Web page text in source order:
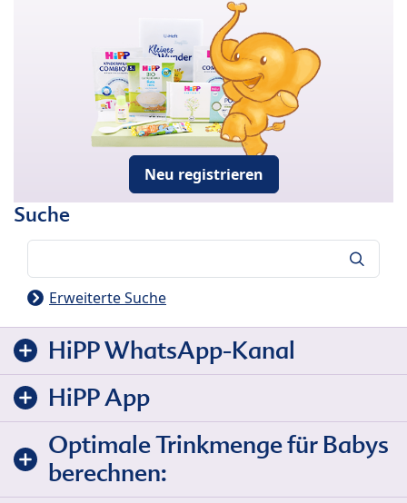
Neu registrieren
Suche
Erweiterte Suche
HiPP WhatsApp-Kanal
HiPP App
Optimale Trinkmenge für Babys
berechnen: